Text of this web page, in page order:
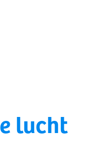
lucht